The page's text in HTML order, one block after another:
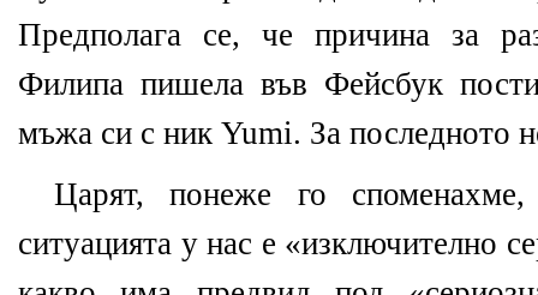
Предполага се, че причина за
Филипа пишела във Фейсбук
мъжа си с ник Yumi. За последното
Царят, понеже го
ситуацията у нас е «изключително